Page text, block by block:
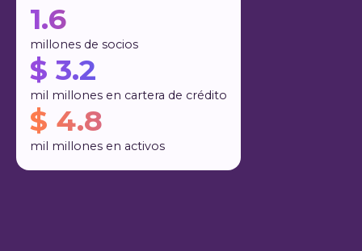
1.6
millones de socios
$ 3.2
mil millones en cartera de crédito
$ 4.8
mil millones en activos